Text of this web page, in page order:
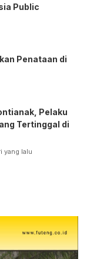
Public
Penataan di
Pelaku
Tertinggal di
yang lalu